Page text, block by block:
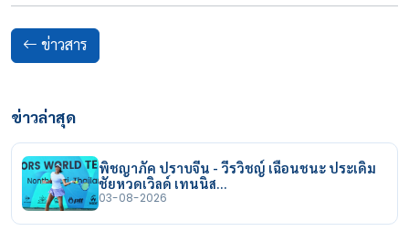
ข่าวสาร
ข่าวล่าสุด
พิชญาภัค ปราบจีน - วีรวิชญ์ เฉือนชนะ ประเดิม
ชัยหวดเวิลด์ เทนนิส…
03-08-2026